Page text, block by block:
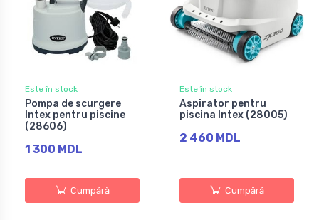
Este în stock
Pompa de scurgere
Intex pentru piscine
(28606)
1 300 MDL
Cumpără
Este în stock
Aspirator pentru
piscina Intex (28005)
2 460 MDL
Cumpără